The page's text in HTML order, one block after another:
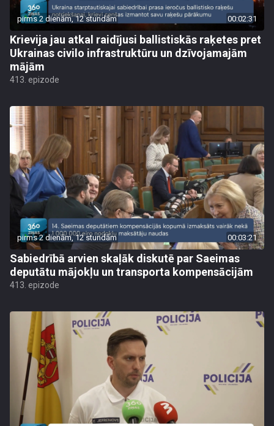
pirms 2 dienām, 12 stundām 00:02:31
Krievija jau atkal raidījusi ballistiskās raķetes pret
Ukrainas civilo infrastruktūru un dzīvojamajām
mājām
413. epizode
pirms 2 dienām, 12 stundām 00:03:21
Sabiedrībā arvien skaļāk diskutē par Saeimas
deputātu mājokļu un transporta kompensācijām
413. epizode